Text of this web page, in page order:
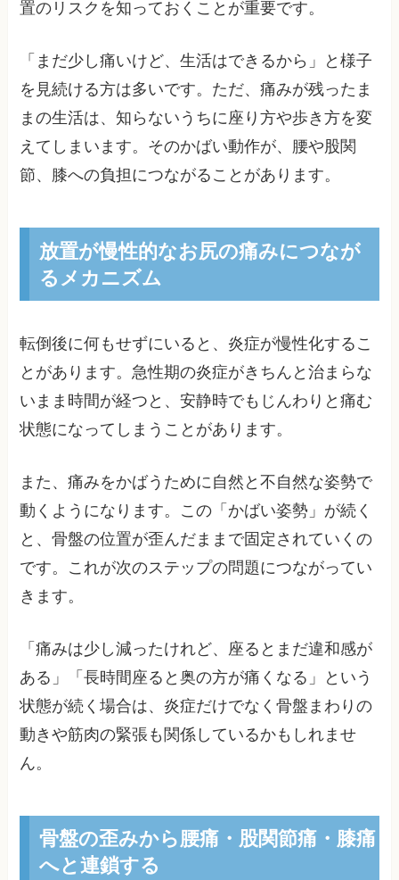
置のリスクを知っておくことが重要です。
「まだ少し痛いけど、生活はできるから」と様子
を見続ける方は多いです。ただ、痛みが残ったま
まの生活は、知らないうちに座り方や歩き方を変
えてしまいます。そのかばい動作が、腰や股関
節、膝への負担につながることがあります。
放置が慢性的なお尻の痛みにつなが
るメカニズム
転倒後に何もせずにいると、炎症が慢性化するこ
とがあります。急性期の炎症がきちんと治まらな
いまま時間が経つと、安静時でもじんわりと痛む
状態になってしまうことがあります。
また、痛みをかばうために自然と不自然な姿勢で
動くようになります。この「かばい姿勢」が続く
と、骨盤の位置が歪んだままで固定されていくの
です。これが次のステップの問題につながってい
きます。
「痛みは少し減ったけれど、座るとまだ違和感が
ある」「長時間座ると奥の方が痛くなる」という
状態が続く場合は、炎症だけでなく骨盤まわりの
動きや筋肉の緊張も関係しているかもしれませ
ん。
骨盤の歪みから腰痛・股関節痛・膝痛
へと連鎖する